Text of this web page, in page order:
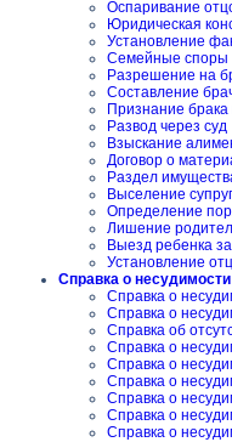
Оспаривание
Юридическая
Установление
Семейные споры
Разрешение на
Составление
Признание
Развод через суд
Взыскание
Договор о
Раздел
Выселение
Определение
Лишение
Выезд ребенка
Установление
Справка о
Справка о
Справка о
Справка об
Справка о
Справка о
Справка о
Справка о
Справка о
Справка о